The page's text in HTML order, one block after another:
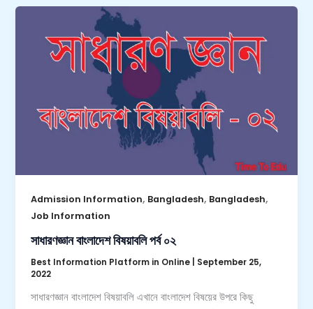
Admission Information, Bangladesh, Bangladesh,
Job Information
সাধারণজ্ঞান বাংলাদেশ বিষয়াবলি পর্ব ০২
Best Information Platform in Online
September 25,
2022
সাধারণজ্ঞান বাংলাদেশ বিষয়াবলি এখানে বাংলাদেশ বিষয়ের উপরে কিছু